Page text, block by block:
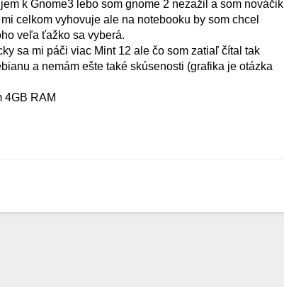
k Gnome3 lebo som gnome 2 nezažil a som nováčik
celkom vyhovuje ale na notebooku by som chcel
veľa ťažko sa vyberá.
sa mi páči viac Mint 12 ale čo som zatiaľ čítal tak
a nemám ešte také skúsenosti (grafika je otázka
4GB RAM